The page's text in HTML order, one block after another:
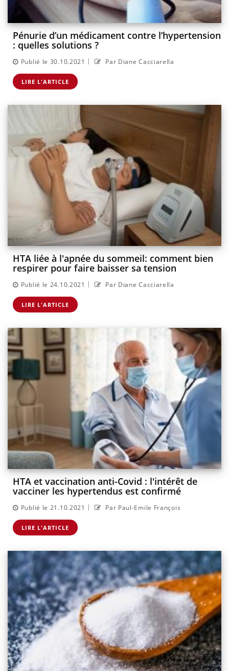
Pénurie d’un médicament contre l’hypertension
: quelles solutions ?
Publié le 30.10.2021 | Par Diane Cacciarella
LIRE L'ARTICLE
HTA liée à l'apnée du sommeil: comment bien
respirer pour faire baisser sa tension
Publié le 24.10.2021 | Par Diane Cacciarella
LIRE L'ARTICLE
HTA et vaccination anti-Covid : l'intérêt de
vacciner les hypertendus est confirmé
Publié le 21.10.2021 | Par Paul-Emile François
LIRE L'ARTICLE